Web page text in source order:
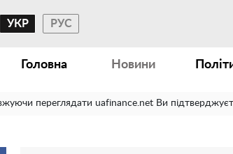
УКР РУС
Головна Новини
переглядати uafinance.net Ви